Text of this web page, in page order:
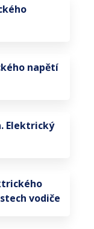
napětí
Elektrický
vodiče